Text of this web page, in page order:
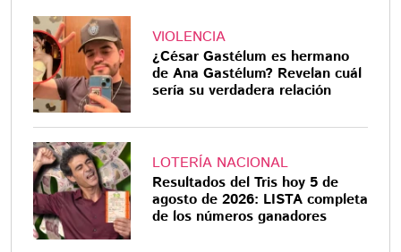
VIOLENCIA
¿César Gastélum es hermano
de Ana Gastélum? Revelan cuál
sería su verdadera relación
LOTERÍA NACIONAL
Resultados del Tris hoy 5 de
agosto de 2026: LISTA completa
de los números ganadores